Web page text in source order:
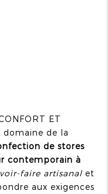
ET
domaine de la
de stores
contemporain à
faire artisanal et
aux exigences